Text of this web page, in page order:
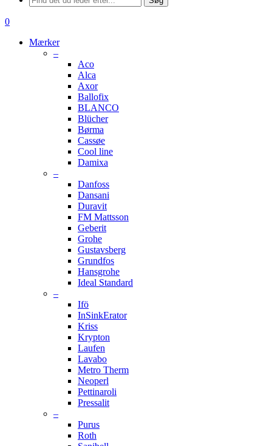
søge
0
Mærker
–
Aco
Alca
Axor
Ballofix
BLANCO
Blücher
Børma
Cassøe
Cool line
Damixa
–
Danfoss
Dansani
Duravit
FM Mattsson
Geberit
Grohe
Gustavsberg
Grundfos
Hansgrohe
Ideal Standard
–
Ifö
InSinkErator
Kriss
Krypton
Laufen
Lavabo
Metro Therm
Neoperl
Pettinaroli
Pressalit
–
Purus
Roth